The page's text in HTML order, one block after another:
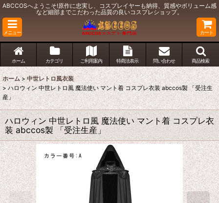
ABCCOSへようこそ!原作に忠実し、コスプレイヤーも納得、質感やボリューム感
など細部までこだわった品質の良いコスプレショップ。
メニュー カート
ホーム カテゴリ ご利用案内 特商法表示 問い合わせ 商品検索
ホーム > 中世レトロ風衣装
> ハロウィン 中世レトロ風 魔法使い マント着 コスプレ衣装 abccos製 「受注生
産」
ハロウィン 中世レトロ風 魔法使い マント着 コスプレ衣
装 abccos製 「受注生産」